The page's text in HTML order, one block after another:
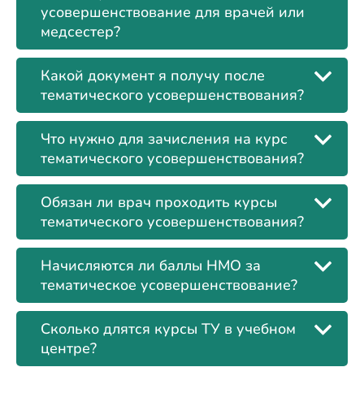
усовершенствование для врачей или
медсестер?
Какой документ я получу после
тематического усовершенствования?
Что нужно для зачисления на курс
тематического усовершенствования?
Обязан ли врач проходить курсы
тематического усовершенствования?
Начисляются ли баллы НМО за
тематическое усовершенствование?
Сколько длятся курсы ТУ в учебном
центре?